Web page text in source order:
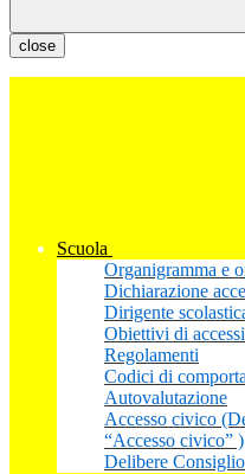
close
Scuola
Organigramma e
Dichiarazione
Dirigente
Obiettivi di
Regolamenti
Codici di
Autovalutazione
Accesso civico
“Accesso civico” )
Delibere